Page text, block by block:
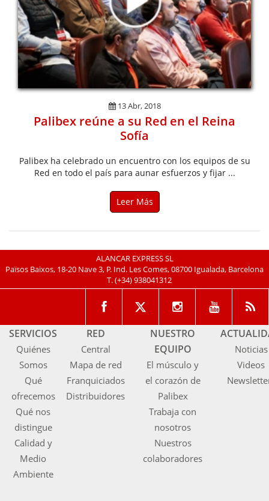
13 Abr, 2018
Palibex reúne a su Red en el Reina
Sofía
Palibex ha celebrado un encuentro con los equipos de su
Red en todo el país para aunar esfuerzos y fijar ...
Leer Más
ALANCAR EXPRESS SL
Països Baixos, 18-20 Nave 3, P. Ind. Les Comes, 08700 Igualada, Barcelona
T.(+34) 938041312
SERVICIOS
Quiénes
Somos
Qué
ofrecemos
Qué nos
distingue
Calidad y
Medio
Ambiente
RED
Central
Mapa de red
Franquiciados
Distribuidores
NUESTRO
EQUIPO
El músculo y
el corazón de
Palibex
Trabaja con
nosotros
Nuestros
colaboradores
Noticias
Videos